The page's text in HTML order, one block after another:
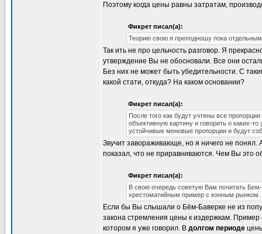
Поэтому когда цены равны затратам,
Фикрет писал(а):
Теорию свою я преподношу пока
Так ить не про цельность разговор. Я
утверждение Вы не обосновали. Все они
Без них не может быть убедительности. С
какой стати, откуда? На каком основании?
Фикрет писал(а):
После того как будут учтены все
объективную картину и говорить о каких-
устойчивые меновые пропорции и будут
Звучит завораживающе, но я ничего не
показал, что не приравниваются. Чем Вы это
Фикрет писал(а):
В свою очередь советую Вам почитать
хрестоматийным пример с конным рынком.
Если бы Вы слышали о Бём-Баверке не из
закона стремления цены к издержкам.
котором я уже говорил. В долгом периоде